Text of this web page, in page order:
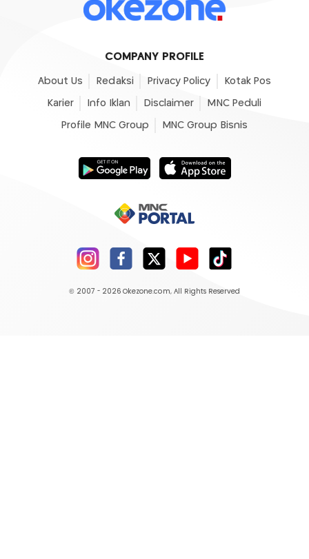
COMPANY PROFILE
About Us Redaksi Privacy Policy Kotak Pos
Karier Info Iklan Disclaimer MNC Peduli
Profile MNC Group MNC Group Bisnis
© 2007 - 2026 Okezone.com, All Rights Reserved